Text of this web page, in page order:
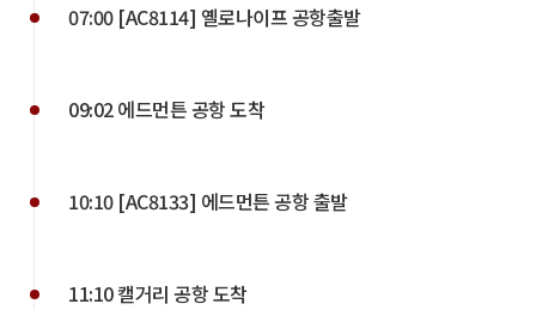
07:00 [AC8114] 옐로나이프 공항출발
09:02 에드먼튼 공항 도착
10:10 [AC8133] 에드먼튼 공항 출발
11:10 캘거리 공항 도착